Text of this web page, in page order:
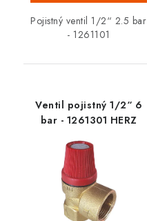
Pojistný ventil 1/2“ 2.5 bar
- 1261101
Ventil pojistný 1/2“ 6
bar - 1261301 HERZ